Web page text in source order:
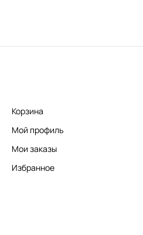
Корзина
Мой профиль
Мои заказы
Избранное